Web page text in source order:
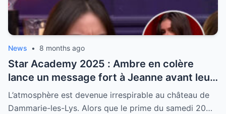
News • 8 months ago
Star Academy 2025 : Ambre en colère
lance un message fort à Jeanne avant leur
duel
L’atmosphère est devenue irrespirable au château de
Dammarie-les-Lys. Alors que le prime du samedi 20…